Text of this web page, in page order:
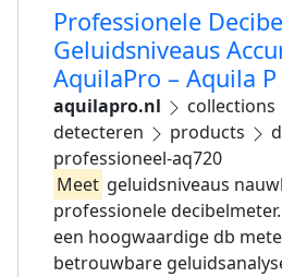
Professionele
Geluidsniveaus
AquilaPro – Aquila P
aquilapro.nl collections
detecteren
products
professioneel-aq720
Meet geluidsniveaus
professionele
een hoogwaardige db
betrouwbare